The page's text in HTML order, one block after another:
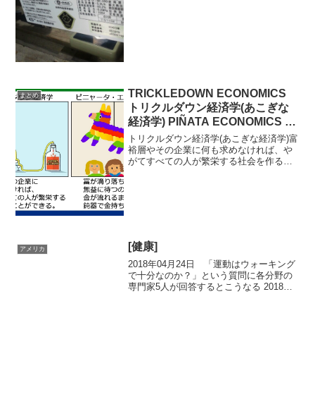
まとめ
TRICKLEDOWN ECONOMICS
トリクルダウン経済学(あこぎな
経済学) PIÑATA ECONOMICS ピ
ニャータ・エコノミクス
トリクルダウン経済学(あこぎな経済学)富
裕層やその企業に何も求めなければ、や
がてすべての人が繁栄する社会を作るこ
アメリカ [健康]
2018年04月24日 「運動はウォーキング
で十分なのか？」という質問に各分野の
専門家5人が回答するとこうなる 2018年